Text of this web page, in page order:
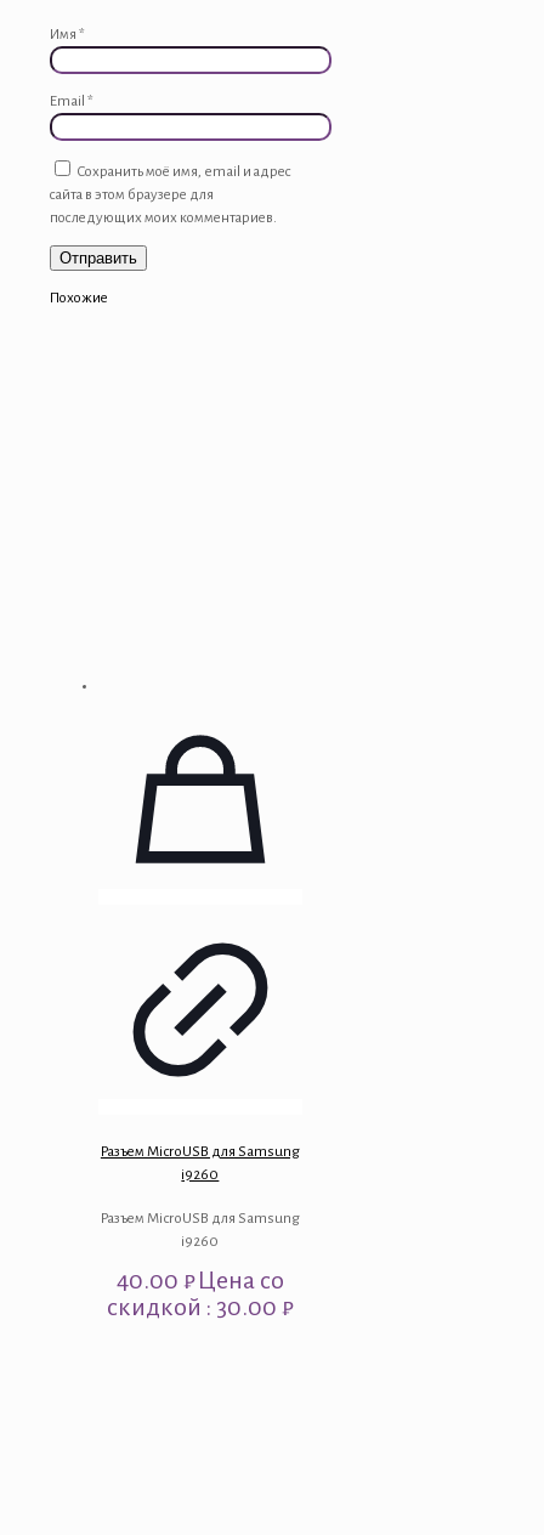
Имя *
Email *
Сохранить моё имя, email и адрес
сайта в этом браузере для
последующих моих комментариев.
Похожие
Разъем MicroUSB для Samsung
i9260
Разъем MicroUSB для Samsung
i9260
40.00 ₽Цена со
скидкой : 30.00 ₽